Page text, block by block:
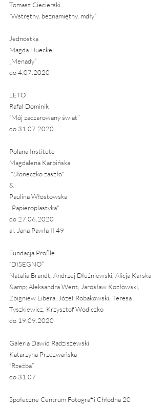
Tomasz Ciecierski
“Wstrętny, beznamiętny, mdły”
Jednostka
Magda Hueckel
„Menady”
do 4.07.2020
LETO
Rafał Dominik
“Mój zaczarowany świat”
do 31.07.2020
Polana Institute
Magdalena Karpińska
"Słoneczko zaszło"
&
Paulina Włostowska
"Papieroplastyka"
do 27.06.2020
al. Jana Pawła II 49
Fundacja Profile
“DISEGNO”
Natalia Brandt, Andrzej Dłużniewski, Alicja Karska
&amp; Aleksandra Went, Jarosław Kozłowski,
Zbigniew Libera, Józef Robakowski, Teresa
Tyszkiewicz, Krzysztof Wodiczko
do 19.09.2020
Galeria Dawid Radziszewski
Katarzyna Przezwańska
“Rzeźba”
do 31.07
Społeczne Centrum Fotografii Chłodna 20